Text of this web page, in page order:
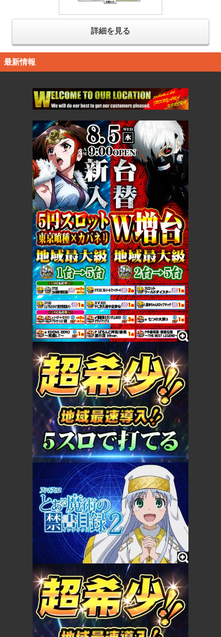
詳細を見る
最新情報